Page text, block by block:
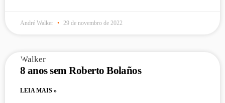
André Walker 29 de novembro de 2022
8 anos sem Roberto Bolaños
LEIA MAIS »